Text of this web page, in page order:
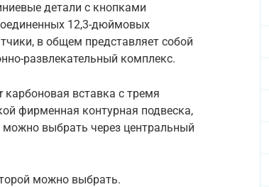
детали с кнопками
12,3-дюймовых
в общем представляет собой
развлекательный комплекс.
вставка с тремя
фирменная контурная подвеска,
можно выбрать через центральный
можно выбрать.